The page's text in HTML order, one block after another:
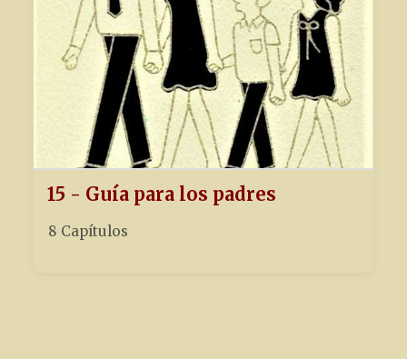
15 - Guía para los padres
8 Capítulos